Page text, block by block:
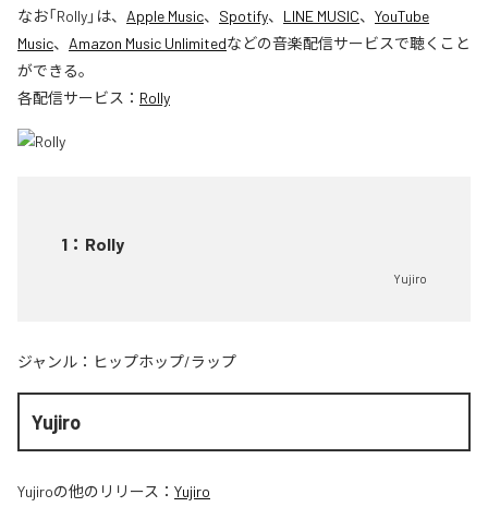
なお「Rolly」は、 Apple Music、 Spotify、 LINE MUSIC、 YouTube
Music、 Amazon Music Unlimitedなどの音楽配信サービスで聴くこと
ができる。
各配信サービス： Rolly
1 ： Rolly
Yujiro
ジャンル： ヒップホップ/ラップ
Yujiro
Yujiroの他のリリース： Yujiro